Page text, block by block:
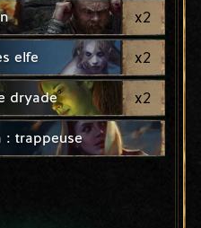
x2
elfe x2
dryade x2
: trappeuse